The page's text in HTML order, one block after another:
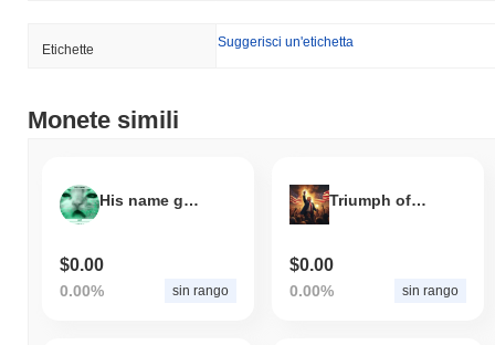
Etichette Suggerisci un'etichetta
Monete simili
His name gort
$0.00
0.00% sin rango
Triumph of MAGA
$0.00
0.00% sin rango